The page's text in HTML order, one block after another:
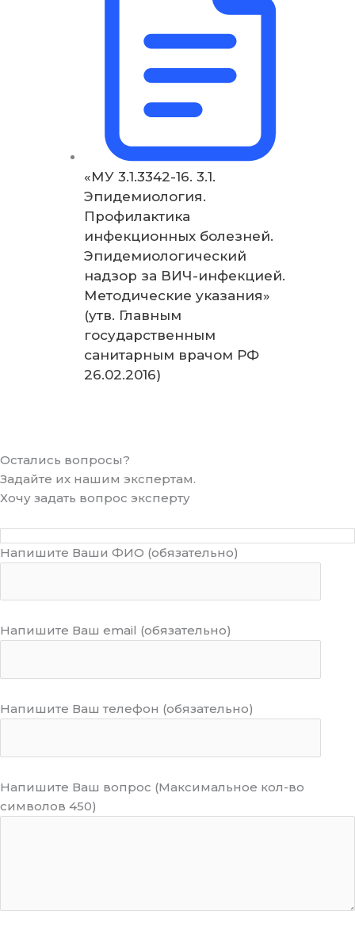
«МУ 3.1.3342-16. 3.1.
Эпидемиология.
Профилактика
инфекционных болезней.
Эпидемиологический
надзор за ВИЧ-инфекцией.
Методические указания»
(утв. Главным
государственным
санитарным врачом РФ
26.02.2016)
Остались вопросы?
Задайте их нашим экспертам.
Хочу задать вопрос эксперту
Напишите Ваши ФИО (обязательно)
Напишите Ваш email (обязательно)
Напишите Ваш телефон (обязательно)
Напишите Ваш вопрос (Максимальное кол-во
символов 450)